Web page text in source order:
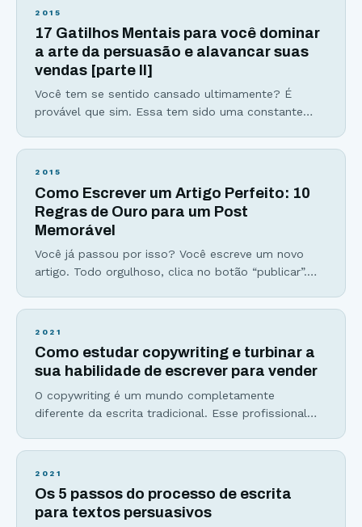
abaixo. Conheça os 10 princípios que um escritor
deve seguir para ser bem-sucedido e
2015
17 Gatilhos Mentais para você dominar
a arte da persuasão e alavancar suas
vendas [parte II]
Você tem se sentido cansado ultimamente? É
provável que sim. Essa tem sido uma constante
com as mesmas 24h de sempre parecem estar
durante o dia nos deixa ainda mais exaustos, em
especial mentalmente. Esse é
2015
Como Escrever um Artigo Perfeito: 10
Regras de Ouro para um Post
Memorável
Você já passou por isso? Você escreve um novo
artigo. Todo orgulhoso, clica no botão “publicar”.
não sai da sua cabeça. Zero. Zero comentários.
não precisa terminar assim… Logo, vou ensinar a
2021
Como estudar copywriting e turbinar a
sua habilidade de escrever para vender
O copywriting é um mundo completamente
diferente da escrita tradicional. Esse profissional
de vender através de palavras. Não importa se você
básico para quem deseja viver da escrita ou quer
escrever para ganhar
2021
Os 5 passos do processo de escrita
para textos persuasivos